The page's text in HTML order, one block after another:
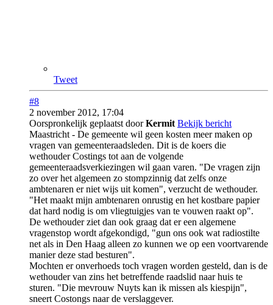
Tweet
#8
2 november 2012, 17:04
Oorspronkelijk geplaatst doorKermit Bekijk bericht
Maastricht - De gemeente wil geen kosten meer maken op
vragen van gemeenteraadsleden. Dit is de koers die
wethouder Costings tot aan de volgende
gemeenteraadsverkiezingen wil gaan varen. "De vragen zijn
zo over het algemeen zo stompzinnig dat zelfs onze
ambtenaren er niet wijs uit komen", verzucht de wethouder.
"Het maakt mijn ambtenaren onrustig en het kostbare papier
dat hard nodig is om vliegtuigjes van te vouwen raakt op".
De wethouder ziet dan ook graag dat er een algemene
vragenstop wordt afgekondigd, "gun ons ook wat radiostilte
net als in Den Haag alleen zo kunnen we op een voortvarende
manier deze stad besturen".
Mochten er onverhoeds toch vragen worden gesteld, dan is de
wethouder van zins het betreffende raadslid naar huis te
sturen. "Die mevrouw Nuyts kan ik missen als kiespijn",
sneert Costongs naar de verslaggever.